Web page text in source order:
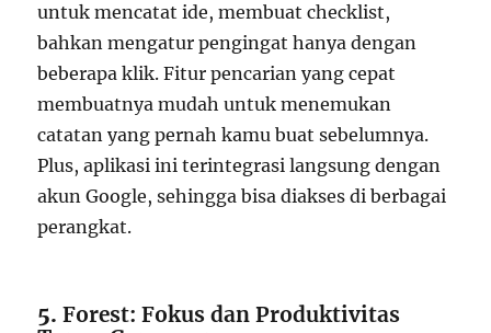
untuk mencatat ide, membuat checklist,
bahkan mengatur pengingat hanya dengan
beberapa klik. Fitur pencarian yang cepat
membuatnya mudah untuk menemukan
catatan yang pernah kamu buat sebelumnya.
Plus, aplikasi ini terintegrasi langsung dengan
akun Google, sehingga bisa diakses di berbagai
perangkat.
5.Forest: Fokus dan Produktivitas